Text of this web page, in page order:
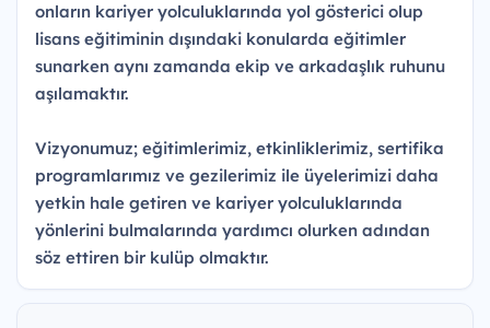
onların kariyer yolculuklarında yol gösterici olup
lisans eğitiminin dışındaki konularda eğitimler
sunarken aynı zamanda ekip ve arkadaşlık ruhunu
aşılamaktır.
Vizyonumuz; eğitimlerimiz, etkinliklerimiz, sertifika
programlarımız ve gezilerimiz ile üyelerimizi daha
yetkin hale getiren ve kariyer yolculuklarında
yönlerini bulmalarında yardımcı olurken adından
söz ettiren bir kulüp olmaktır.